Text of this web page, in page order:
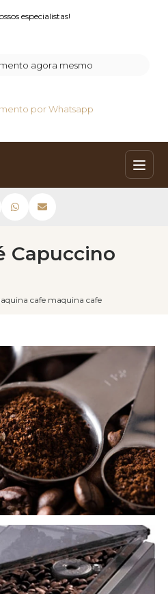
especialistas!
agora mesmo
por Whatsapp
capuccinocafe e capuccino
maquina cafe capuccino
Capuccino